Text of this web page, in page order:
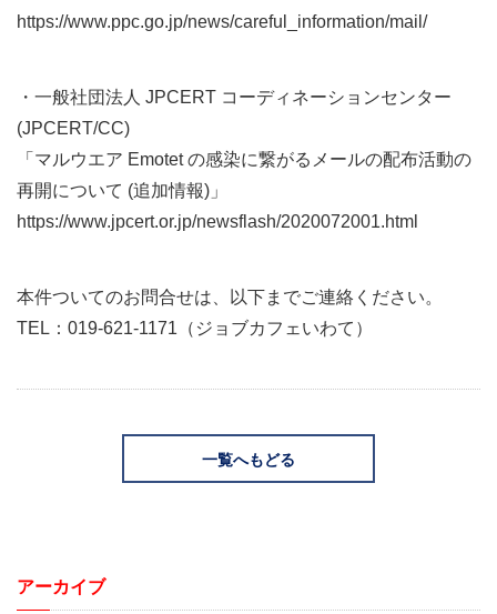
https://www.ppc.go.jp/news/careful_information/mail/
・一般社団法人 JPCERT コーディネーションセンター
(JPCERT/CC)
「マルウエア Emotet の感染に繋がるメールの配布活動の
再開について (追加情報)」
https://www.jpcert.or.jp/newsflash/2020072001.html
本件ついてのお問合せは、以下までご連絡ください。
TEL：019-621-1171（ジョブカフェいわて）
一覧へもどる
アーカイブ